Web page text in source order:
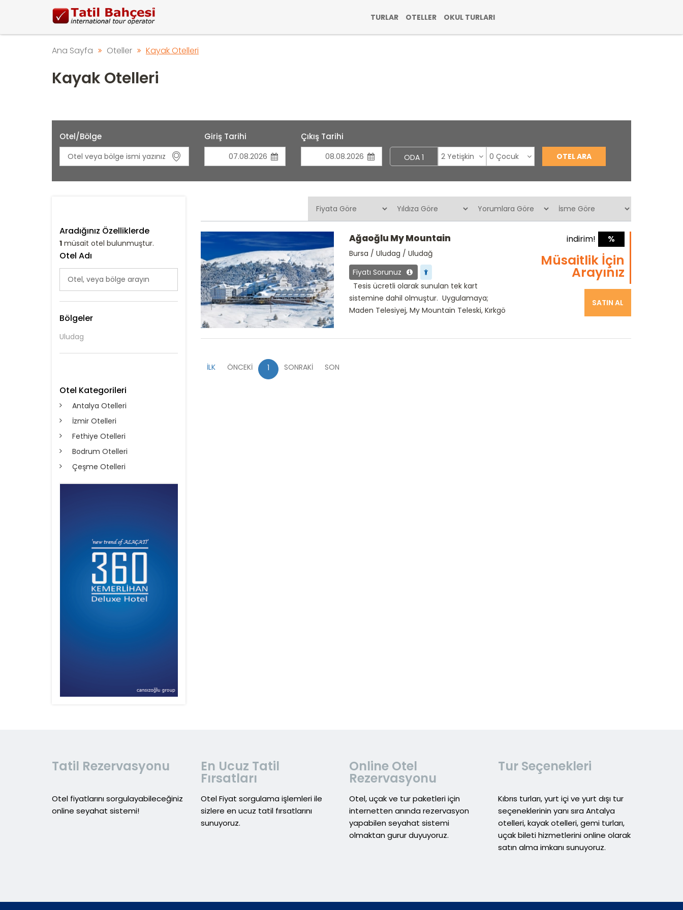
TURLAR OTELLER OKUL TURLARI
Ana Sayfa Oteller Kayak Otelleri
Kayak Otelleri
Otel/Bölge Giriş Tarihi Çıkış Tarihi
ODA 1 2 Yetişkin 0 Çocuk OTEL ARA
Aradığınız Özelliklerde
1 müsait otel bulunmuştur.
Otel Adı
Bölgeler
Uludag
Otel Kategorileri
Antalya Otelleri
İzmir Otelleri
Fethiye Otelleri
Bodrum Otelleri
Çeşme Otelleri
Ağaoğlu My Mountain
Bursa / Uludag / Uludağ
Fiyatı Sorunuz
Tesis ücretli olarak sunulan tek kart
sistemine dahil olmuştur. Uygulamaya;
Maden Telesiyej, My Mountain Teleski, Kırkgö
%
indirim!
Müsaitlik İçin
Arayınız
SATIN AL
İLK ÖNCEKİ 1 SONRAKİ SON
Tatil Rezervasyonu
Otel fiyatlarını sorgulayabileceğiniz
online seyahat sistemi!
En Ucuz Tatil
Fırsatları
Otel Fiyat sorgulama işlemleri ile
sizlere en ucuz tatil fırsatlarını
sunuyoruz.
Online Otel
Rezervasyonu
Otel, uçak ve tur paketleri için
internetten anında rezervasyon
yapabilen seyahat sistemi
olmaktan gurur duyuyoruz.
Tur Seçenekleri
Kıbrıs turları, yurt içi ve yurt dışı tur
seçeneklerinin yanı sıra Antalya
otelleri, kayak otelleri, gemi turları,
uçak bileti hizmetlerini online olarak
satın alma imkanı sunuyoruz.